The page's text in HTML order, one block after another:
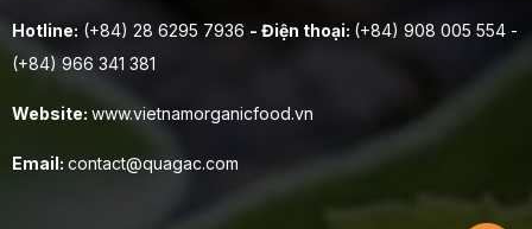
Hotline: (+84) 28 6295 7936 - Điện thoại: (+84) 908 005 554 -
(+84) 966 341 381
Website: www.vietnamorganicfood.vn
Email: contact@quagac.com